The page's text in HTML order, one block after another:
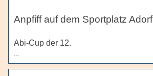
Anpfiff auf dem Sportplatz Adorf
Abi-Cup der 12.
...